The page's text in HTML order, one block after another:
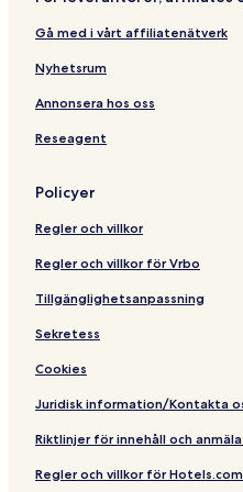
r
V
i
e
s
a
Gå med i vårt affiliatenätverk
Nyhetsrum
Annonsera hos oss
Reseagent
Policyer
Regler och villkor
Regler och villkor för Vrbo
Tillgänglighetsanpassning
Sekretess
Cookies
Juridisk information/Kontakta
Riktlinjer för innehåll och
Regler och villkor för